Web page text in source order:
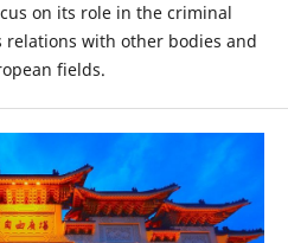
on its role in the criminal
relations with other bodies and
fields.